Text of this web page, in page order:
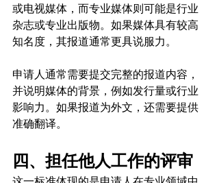
或电视媒体，而专业媒体则可能是行业
杂志或专业出版物。如果媒体具有较高
知名度，其报道通常更具说服力。
申请人通常需要提交完整的报道内容，
并说明媒体的背景，例如发行量或行业
影响力。如果报道为外文，还需要提供
准确翻译。
四、担任他人工作的评审